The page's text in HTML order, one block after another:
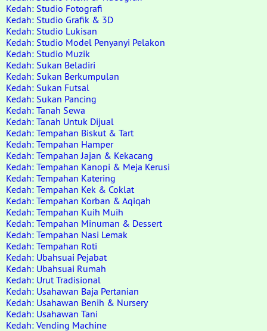
Kedah: Studio Fotografi
Kedah: Studio Grafik & 3D
Kedah: Studio Lukisan
Kedah: Studio Model Penyanyi Pelakon
Kedah: Studio Muzik
Kedah: Sukan Beladiri
Kedah: Sukan Berkumpulan
Kedah: Sukan Futsal
Kedah: Sukan Pancing
Kedah: Tanah Sewa
Kedah: Tanah Untuk Dijual
Kedah: Tempahan Biskut & Tart
Kedah: Tempahan Hamper
Kedah: Tempahan Jajan & Kekacang
Kedah: Tempahan Kanopi & Meja Kerusi
Kedah: Tempahan Katering
Kedah: Tempahan Kek & Coklat
Kedah: Tempahan Korban & Aqiqah
Kedah: Tempahan Kuih Muih
Kedah: Tempahan Minuman & Dessert
Kedah: Tempahan Nasi Lemak
Kedah: Tempahan Roti
Kedah: Ubahsuai Pejabat
Kedah: Ubahsuai Rumah
Kedah: Urut Tradisional
Kedah: Usahawan Baja Pertanian
Kedah: Usahawan Benih & Nursery
Kedah: Usahawan Tani
Kedah: Vending Machine